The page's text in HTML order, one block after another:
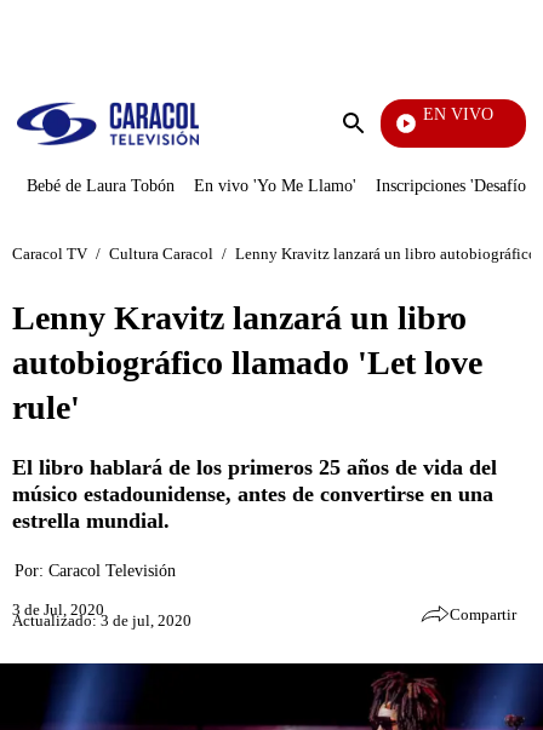
Enviar
EN VIVO
Bebé de Laura Tobón En vivo 'Yo Me Llamo' Inscripciones 'Desafío'
Caracol TV / Cultura Caracol / Lenny Kravitz lanzará un libro autobiográfico
Lenny Kravitz lanzará un libro
autobiográfico llamado 'Let love
rule'
El libro hablará de los primeros 25 años de vida del
músico estadounidense, antes de convertirse en una
estrella mundial.
Por: Caracol Televisión
3 de Jul, 2020
Actualizado: 3 de jul, 2020 Compartir